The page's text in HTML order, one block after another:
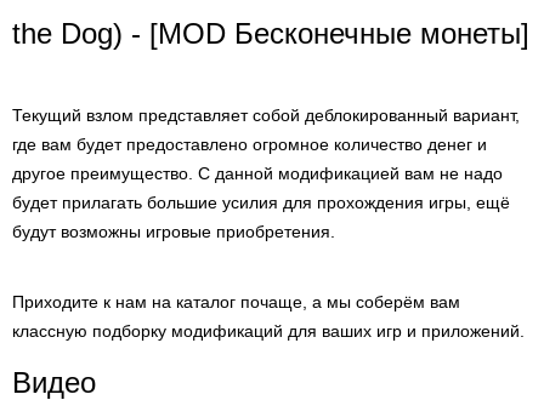
the Dog) - [MOD Бесконечные монеты]
Текущий взлом представляет собой деблокированный вариант,
где вам будет предоставлено огромное количество денег и
другое преимущество. С данной модификацией вам не надо
будет прилагать большие усилия для прохождения игры, ещё
будут возможны игровые приобретения.
Приходите к нам на каталог почаще, а мы соберём вам
классную подборку модификаций для ваших игр и приложений.
Видео